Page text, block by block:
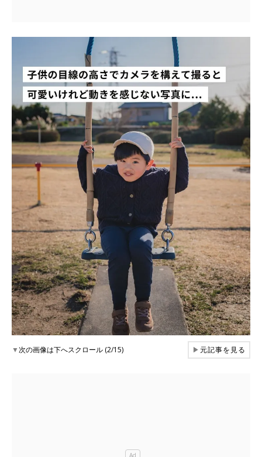
▼次の画像は下へスクロール (2/15) ▶元記事を見る